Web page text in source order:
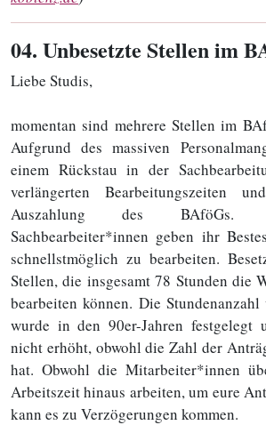
04. Unbesetzte Stellen im
Liebe Studis,
momentan sind mehrere Stellen im
Aufgrund des massiven
einem Rückstau in der
verlängerten Bearbeitungszeiten
Auszahlung des BAföGs.
Sachbearbeiter*innen geben ihr
schnellstmöglich zu bearbeiten.
Stellen, die insgesamt 78 Stunden die
bearbeiten können. Die
wurde in den 90er-Jahren festgelegt
nicht erhöht, obwohl die Zahl der
hat. Obwohl die Mitarbeiter*innen
Arbeitszeit hinaus arbeiten, um eure
kann es zu Verzögerungen kommen.